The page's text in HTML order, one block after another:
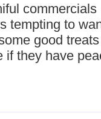
tempting to
good
if they have